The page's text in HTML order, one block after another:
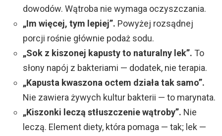
dowodów. Wątroba nie wymaga oczyszczania.
„Im więcej, tym lepiej”. Powyżej rozsądnej
porcji rośnie głównie podaż sodu.
„Sok z kiszonej kapusty to naturalny lek”. To
słony napój z bakteriami — dodatek, nie terapia.
„Kapusta kwaszona octem działa tak samo”.
Nie zawiera żywych kultur bakterii — to marynata.
„Kiszonki leczą stłuszczenie wątroby”. Nie
leczą. Element diety, która pomaga — tak; lek —